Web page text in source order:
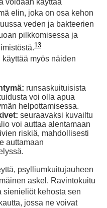
voidaan käyttää
elin, joka on osa kehon
veden ja bakteerien
pilkkomisessa ja
13
myös näiden
runsaskuituisista
voi olla apua
helpottamisessa.
seuraavaksi kuvailtu
voi auttaa alentamaan
riskiä, mahdollisesti
auttamaan
psylliumkuitujauheen
askel. Ravintokuitu
sienieliöt kehosta sen
jossa ne voivat